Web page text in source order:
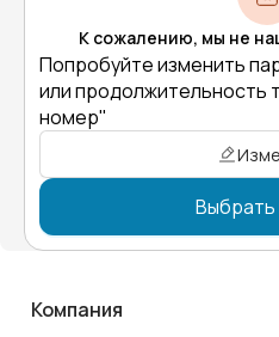
К сожалению, мы не
Попробуйте изменить
или продолжительность
номер"
Компания